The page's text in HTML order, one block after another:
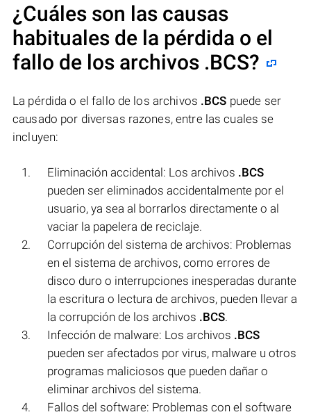
¿Cuáles son las causas
habituales de la pérdida o el
fallo de los archivos .BCS?
La pérdida o el fallo de los archivos .BCS puede ser
causado por diversas razones, entre las cuales se
incluyen:
Eliminación accidental: Los archivos .BCS
pueden ser eliminados accidentalmente por el
usuario, ya sea al borrarlos directamente o al
vaciar la papelera de reciclaje.
Corrupción del sistema de archivos: Problemas
en el sistema de archivos, como errores de
disco duro o interrupciones inesperadas durante
la escritura o lectura de archivos, pueden llevar a
la corrupción de los archivos .BCS.
Infección de malware: Los archivos .BCS
pueden ser afectados por virus, malware u otros
programas maliciosos que pueden dañar o
eliminar archivos del sistema.
Fallos del software: Problemas con el software